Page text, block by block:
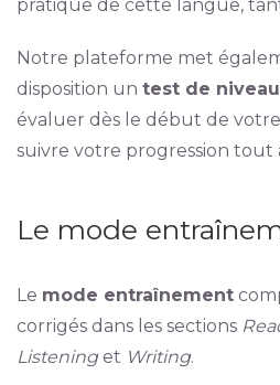
pratique de cette langue, tant
Notre plateforme met
disposition un test de niveau
évaluer dès le début de
suivre votre progression tout
Le mode
Le mode entraînement
corrigés dans les sections
Listeninget Writing.